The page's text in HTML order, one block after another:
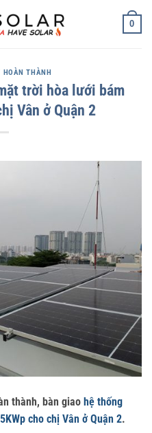
0
THÀNH
trời hòa lưới bám
Vân ở Quận 2
thành, bàn giao hệ thống
cho chị Vân ở Quận 2.